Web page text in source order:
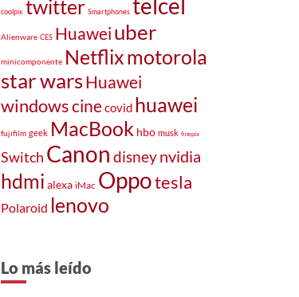
coolpix twitter Smartphones telcel
Alienware CES Huawei uber
minicomponente Netflixmotorola
star warsHuawei
windowscinecovid huawei
fujifilm geek MacBook hbo musk finepix
Switch Canon disneynvidia
hdmi alexa iMac Oppotesla
Polaroid lenovo
Lo más leído